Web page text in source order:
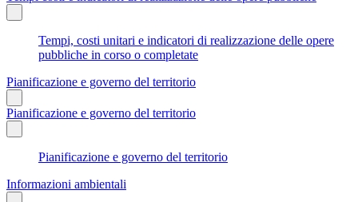
Tempi, costi unitari e indicatori di realizzazione delle opere
pubbliche in corso o completate
Pianificazione e governo del territorio
Pianificazione e governo del territorio
Pianificazione e governo del territorio
Informazioni ambientali